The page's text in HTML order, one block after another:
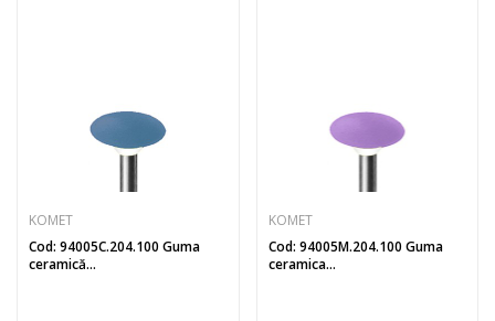
KOMET
Cod: 94005C.204.100 Guma
ceramică...
KOMET
Cod: 94005M.204.100 Guma
ceramica...